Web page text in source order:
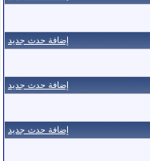
إضافة حدث جديد
إضافة حدث جديد
إضافة حدث جديد